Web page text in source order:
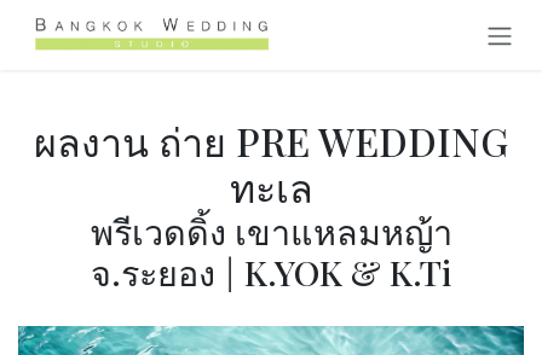
跳至内容
ผลงาน ถ่าย PRE WEDDING
ทะเล
พรีเวดดิ้ง เขาแหลมหญ้า
จ.ระยอง | K.YOK & K.Ti